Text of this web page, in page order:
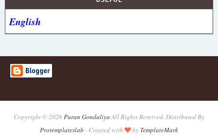
English
Copyright ©2026 Puran GondaliyaAll Rights Reserved. Distributed By
Protemplateslab - Created with by TemplateMark